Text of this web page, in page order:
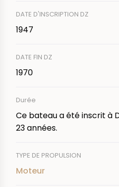
DATE D'INSCRIPTION DZ
1947
DATE FIN DZ
1970
Durée
Ce bateau a été inscrit à
23 années.
TYPE DE PROPULSION
Moteur